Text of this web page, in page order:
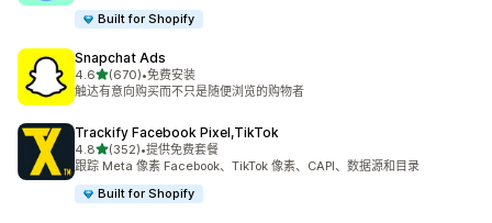
Built for Shopify
Snapchat Ads
4.6星（满分 5 星）
(670)
总共 670 条评论
•免费安装
触达有意向购买而不只是随便浏览的购物者
Trackify Facebook Pixel,TikTok
4.8星（满分 5 星）
(352)
总共 352 条评论
•提供免费套餐
跟踪 Meta 像素 Facebook、TikTok 像素、CAPI、数据源和目录
Built for Shopify